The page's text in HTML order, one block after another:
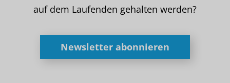
auf dem Laufenden gehalten werden?
Newsletter abonnieren